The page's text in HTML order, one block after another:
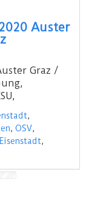
Auster
Graz /
,
, OSV,
,